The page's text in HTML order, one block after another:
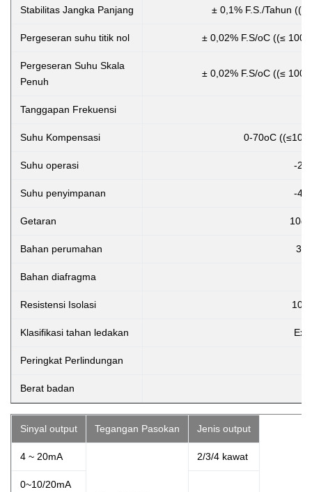
Stabilitas Jangka Panjang ± 0,1% F.S./Tahun
Pergeseran suhu titik nol ± 0,02% F.S/oC ((≤
Pergeseran Suhu Skala
Penuh
± 0,02% F.S/oC ((≤
Tanggapan Frekuensi
Suhu Kompensasi 0-70oC
Suhu operasi -
Suhu penyimpanan -
Getaran
Bahan perumahan
Bahan diafragma
Resistensi Isolasi
Klasifikasi tahan ledakan Ex
Peringkat Perlindungan
Berat badan
Sinyal output Tegangan Pasokan Jenis output
4 ~ 20mA 2/3/4 kawat
0~10/20mA